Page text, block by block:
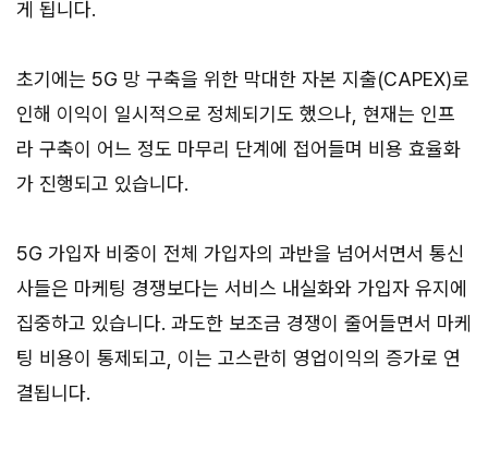
게 됩니다.
초기에는 5G 망 구축을 위한 막대한 자본 지출(CAPEX)로
인해 이익이 일시적으로 정체되기도 했으나, 현재는 인프
라 구축이 어느 정도 마무리 단계에 접어들며 비용 효율화
가 진행되고 있습니다.
5G 가입자 비중이 전체 가입자의 과반을 넘어서면서 통신
사들은 마케팅 경쟁보다는 서비스 내실화와 가입자 유지에
집중하고 있습니다. 과도한 보조금 경쟁이 줄어들면서 마케
팅 비용이 통제되고, 이는 고스란히 영업이익의 증가로 연
결됩니다.